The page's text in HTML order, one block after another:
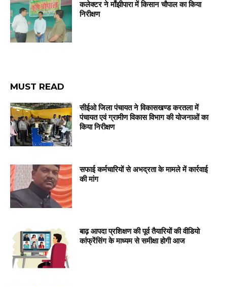
कलेक्टर ने माँझीपारा में किसान चौपाल का किया
निरीक्षण
MUST READ
सीईओ जिला पंचायत ने विकासखण्ड करतला में
पंचायत एवं ग्रामीण विकास विभाग की योजनाओं का
किया निरीक्षण
सफाई कर्मचारियों से अभद्रता के मामले में कार्रवाई
की मांग
बाढ़ आपदा प्रशिक्षण की पूर्व तैयारियों की वीडियो
कांफ्रेंसिंग के माध्यम से समीक्षा होगी आज